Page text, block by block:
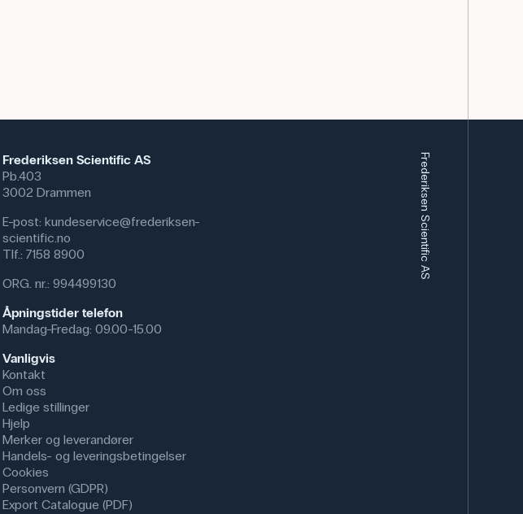
Frederiksen Scientific AS
Pb.403
3002 Drammen
E-post: kundeservice@frederiksen-
scientific.no
Tlf.: 7158 8900
ORG. nr.: 994499130
Åpningstider telefon
Mandag-Fredag: 09.00-15.00
Vanligvis
Kontakt
Om oss
Ledige stillinger
Hjelp
Merker og leverandører
Handels- og leveringsbetingelser
Cookies
Personvern (GDPR)
Export Catalogue (PDF)
Frederiksen Scientific AS